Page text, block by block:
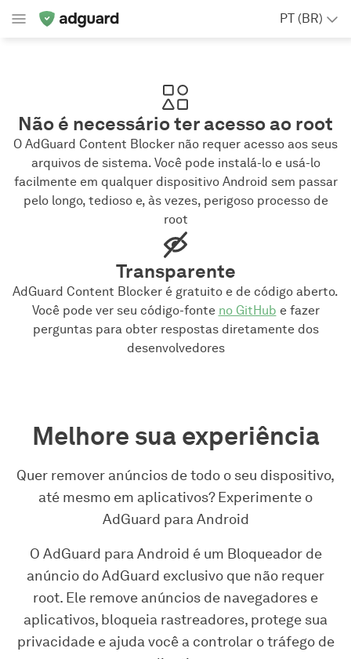
PT (BR)
Não é necessário ter acesso ao root
O AdGuard Content Blocker não requer acesso aos seus
arquivos de sistema. Você pode instalá-lo e usá-lo
facilmente em qualquer dispositivo Android sem passar
pelo longo, tedioso e, às vezes, perigoso processo de
root
Transparente
AdGuard Content Blocker é gratuito e de código aberto.
Você pode ver seu código-fonte no GitHub e fazer
perguntas para obter respostas diretamente dos
desenvolvedores
Melhore sua experiência
Quer remover anúncios de todo o seu dispositivo,
até mesmo em aplicativos? Experimente o
AdGuard para Android
O AdGuard para Android é um Bloqueador de
anúncio do AdGuard exclusivo que não requer
root. Ele remove anúncios de navegadores e
aplicativos, bloqueia rastreadores, protege sua
privacidade e ajuda você a controlar o tráfego de